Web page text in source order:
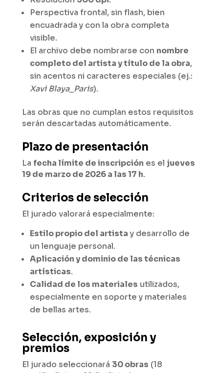
Perspectiva frontal, sin flash, bien
encuadrada y con la obra completa
visible.
El archivo debe nombrarse con nombre
completo del artista y título de la obra,
sin acentos ni caracteres especiales (ej.:
Xavi Blaya_Paris).
Las obras que no cumplan estos requisitos
serán descartadas automáticamente.
Plazo de presentación
La fecha límite de inscripción es el jueves
19 de marzo de 2026 a las 17 h.
Criterios de selección
El jurado valorará especialmente:
Estilo propio del artista y desarrollo de
un lenguaje personal.
Aplicación y dominio de las técnicas
artísticas.
Calidad de los materiales utilizados,
especialmente en soporte y materiales
de bellas artes.
Selección, exposición y
premios
El jurado seleccionará 30 obras (18